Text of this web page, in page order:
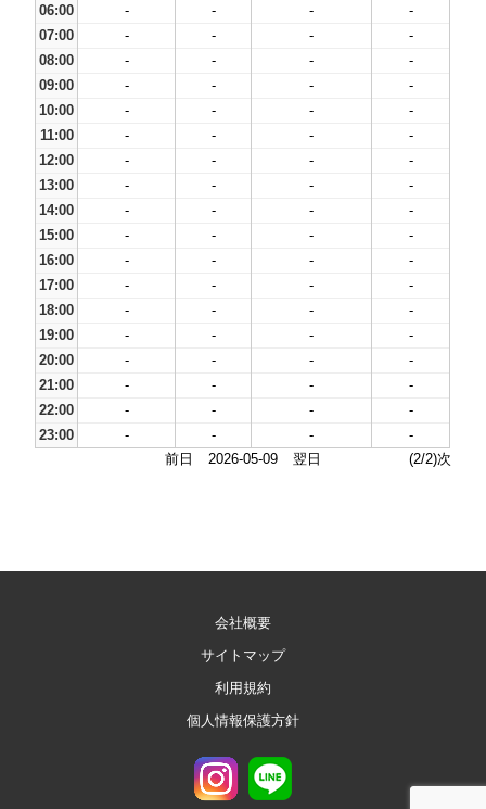
06:00
- - -
-
07:00
- - -
-
08:00
- - -
-
09:00
- - -
-
10:00
- - -
-
11:00
- - -
-
12:00
- - -
-
13:00
- - -
-
14:00
- - -
-
15:00
- - -
-
16:00
- - -
-
17:00
- - -
-
18:00
- - -
-
19:00
- - -
-
20:00
- - -
-
21:00
- - -
-
22:00
- - -
-
23:00
- - -
-
前日
2026-05-09 翌日 (2/2)次
会社概要
サイトマップ
利用規約
個人情報保護方針